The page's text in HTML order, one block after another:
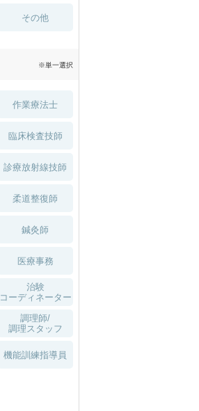
WEB面接OK
その他
※単一選択
作業療法士
臨床検査技師
診療放射線技師
柔道整復師
鍼灸師
医療事務
治験
コーディネーター
調理師/
調理スタッフ
機能訓練指導員